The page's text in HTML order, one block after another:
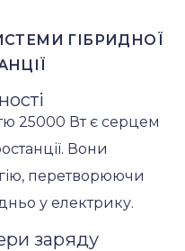
ГІБРИДНОЇ
25000 Вт є серцем
Вони
перетворюючи
у електрику.
заряду